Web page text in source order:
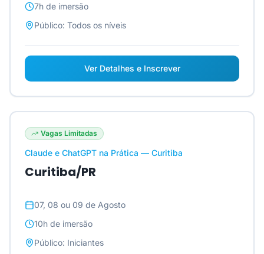
7h de imersão
Público: Todos os níveis
Ver Detalhes e Inscrever
Vagas Limitadas
Claude e ChatGPT na Prática — Curitiba
Curitiba/PR
07, 08 ou 09 de Agosto
10h de imersão
Público: Iniciantes